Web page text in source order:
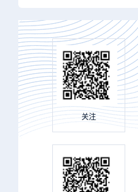
关注